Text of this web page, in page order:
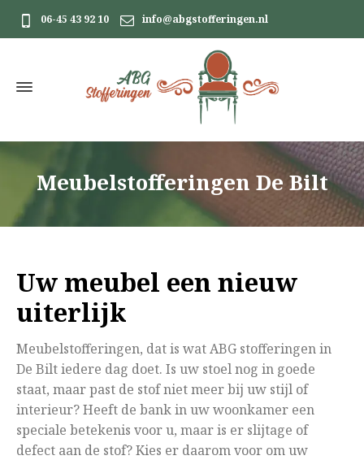
06-45 43 92 10 info@abgstofferingen.nl
Meubelstofferingen De Bilt
Uw meubel een nieuw
uiterlijk
Meubelstofferingen, dat is wat ABG stofferingen in
De Bilt iedere dag doet. Is uw stoel nog in goede
staat, maar past de stof niet meer bij uw stijl of
interieur? Heeft de bank in uw woonkamer een
speciale betekenis voor u, maar is er slijtage of
defect aan de stof? Kies er daarom voor om uw